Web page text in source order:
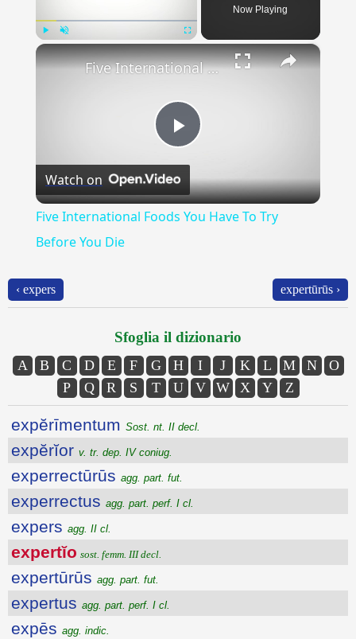
Now Playing
×
Play
Video
Five International Foods You Have To Try Before You Die
Watch on
Five International Foods You Have To Try
Before You Die
‹ expers expertūrūs ›
Sfoglia il dizionario
A B C D E F G H I J K L M N
O
P
Q R S T U V W X Y Z
expĕrīmentum Sost. nt. II decl.
expĕrĭor v. tr. dep. IV coniug.
experrectūrūs agg. part. fut.
experrectus agg. part. perf. I cl.
expers agg. II cl.
expertĭo sost. femm. III decl.
expertūrūs agg. part. fut.
expertus agg. part. perf. I cl.
expēs agg. indic.